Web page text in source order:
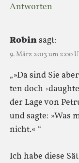
Antworten
Robinsagt:
9. März 2013 um 2:00
„»Da sind Sie
ten doch
der Lage von
und sagte: »Was
nicht.« “
Ich habe diese